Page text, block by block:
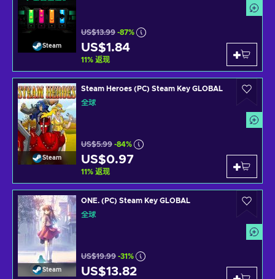
Steam
US$13.99 -87%
US$1.84
11% 返现
Steam
Steam Heroes (PC) Steam Key GLOBAL
全球
US$5.99 -84%
US$0.97
11% 返现
Steam
ONE. (PC) Steam Key GLOBAL
全球
US$19.99 -31%
US$13.82